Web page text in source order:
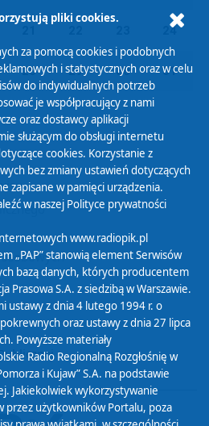
24
28 29 30 31
pliki cookies.
za pomocą cookies i podobnych
i statystycznych oraz w celu
do indywidualnych potrzeb
je współpracujący z nami
oraz dostawcy aplikacji
służącym do obsługi internetu
cookies. Korzystanie z
bez zmiany ustawień dotyczących
zapisane w pamięci urządzenia.
w naszej Polityce prywatności
www.radiopik.pl
„PAP” stanowią element Serwisów
bazą danych, których producentem
Prasowa S.A. z siedzibą w Warszawie.
ustawy z dnia 4 lutego 1994 r. o
oraz ustawy z dnia 27 lipca
Powyższe materiały
Radio Regionalną Rozgłośnię w
i Kujaw” S.A. na podstawie
Jakiekolwiek wykorzystywanie
przez użytkowników Portalu, poza